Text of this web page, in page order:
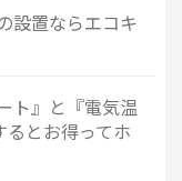
設置ならエコキ
ト』と『電気温
とお得ってホ